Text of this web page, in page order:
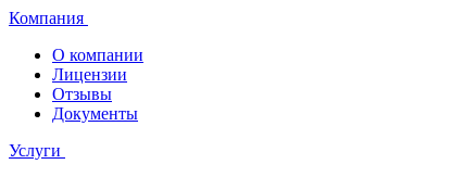
Компания
О компании
Лицензии
Отзывы
Документы
Услуги